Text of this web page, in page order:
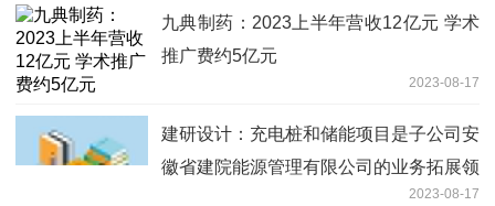
九典制药：2023上半年营收12亿元 学术
推广费约5亿元
2023-08-17
建研设计：充电桩和储能项目是子公司安
徽省建院能源管理有限公司的业务拓展领
2023-08-17